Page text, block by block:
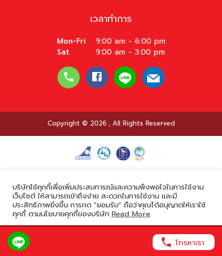
บริษัทใช้คุกกี้เพื่อเพิ่มประสบการณ์และความพึงพอใจในการใช้งาน
เว็บไซต์ ให้สามารถเข้าถึงง่าย สะดวกในการใช้งาน และมี
ประสิทธิภาพยิ่งขึ้น การกด “ยอมรับ” ถือว่าคุณได้อนุญาตให้เราใช้
คุกกี้ ตามนโยบายคุกกี้ของบริษัท Read More
ยอมรับ
เวลาทำการ
Mon-Fri
9:00 am - 6:00 pm
Sat
9:00 am - 3:00 pm
Copyright © 2026 , All Rights Reserved
โทรหาเรา